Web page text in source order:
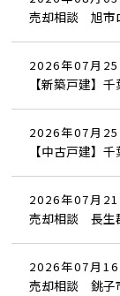
売却相談 旭市
2026年07月25
【新築戸建】
2026年07月25
【中古戸建】
2026年07月21
売却相談 長生
2026年07月16
売却相談 銚子